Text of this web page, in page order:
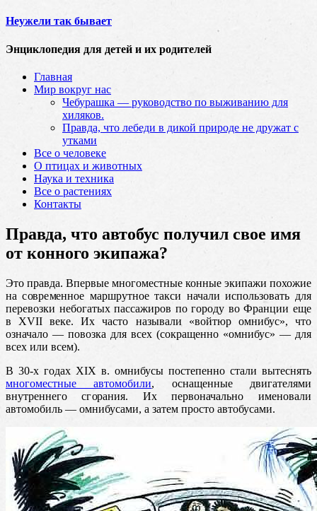
Неужели так бывает
Энциклопедия для детей и их родителей
Главная
Мир вокруг нас
Чебурашка — руководство по выживанию для
хиляков.
Правда, что лебеди в дикой природе не дружат с
утками
Все о человеке
О птицах и животных
Наука и техника
Все о растениях
Контакты
Правда, что автобус получил свое имя
от конного экипажа?
Это правда. Впервые многоместные конные экипажи похожие
на современное маршрутное такси начали использовать для
перевозки небогатых пассажиров по городу во Франции еще
в XVII веке. Их часто называли «войтюр омнибус», что
означало — повозка для всех (сокращенно «омнибус» — для
всех или всем).
В 30-х годах XIX в. омнибусы постепенно стали вытеснять
многоместные автомобили, оснащенные двигателями
внутреннего сгорания. Их первоначально именовали
автомобиль — омнибусами, а затем просто автобусами.